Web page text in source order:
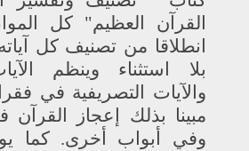
القرآن العظيم" كل
انطلاقا من تصنيف كل
بلا استثناء وينظم
والآيات التصريفية في
مبينا بذلك إعجاز القرآن
وفي أبواب أخرى. كما